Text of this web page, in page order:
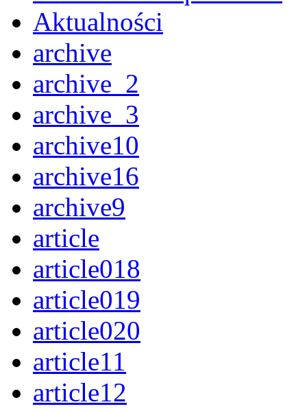
Aktualności
archive
archive_2
archive_3
archive10
archive16
archive9
article
article018
article019
article020
article11
article12